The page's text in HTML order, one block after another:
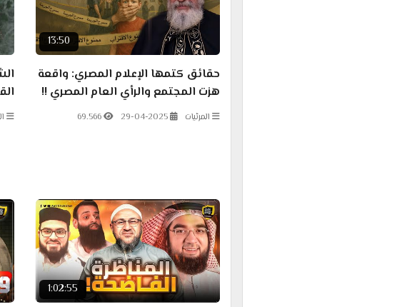
13:50
حقائق كتمها الإعلام المصري: واقعة
هزت المجتمع والرأي العام المصري !!
المرئيات 29-04-2025
69.566
1:02:55
تعليق ناري من أبي عمر الباحث على
مناظرة زين خير الله ومحمد شمس